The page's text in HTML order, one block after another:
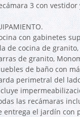
3 con
con gabinetes
de cocina de
de granito,
de baño con
perimetral del
las recámaras
entrega el jardín con